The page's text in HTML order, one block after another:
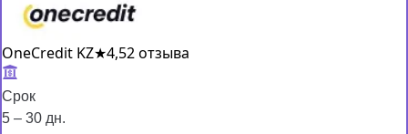
OneCredit KZ★4,52 отзыва
Срок
5 – 30 дн.